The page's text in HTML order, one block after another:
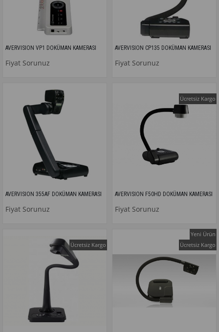
AVERVISION VP1 DOKÜMAN KAMERASI
Fiyat Sorunuz
AVERVISION CP135 DOKÜMAN KAMERASI
Fiyat Sorunuz
AVERVISION 355AF DOKÜMAN KAMERASI
Fiyat Sorunuz
AVERVISION F50HD DOKÜMAN KAMERASI
Ücretsiz Kargo
Fiyat Sorunuz
Ücretsiz Kargo Ücretsiz Kargo
Yeni Ürün